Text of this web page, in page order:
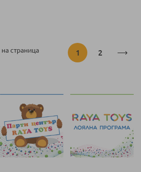
В
1 Страница
2
на страница